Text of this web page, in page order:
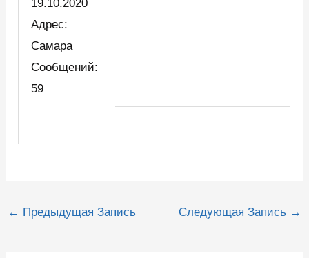
19.10.2020
Адрес:
Самара
Сообщений:
59
Навигация
← Предыдущая Запись Следующая Запись →